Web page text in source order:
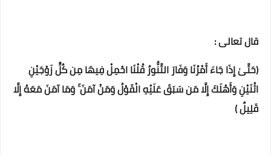
قال تعالى :
(حَتَّىٰ إِذَا جَاءَ أَمْرُنَا وَفَارَ التَّنُّورُ قُلْنَا احْمِلْ فِيهَا مِن كُلٍّ زَوْجَيْنِ
اثْنَيْنِ وَأَهْلَكَ إِلَّا مَن سَبَقَ عَلَيْهِ الْقَوْلُ وَمَنْ آمَنَ ۚ وَمَا آمَنَ مَعَهُ إِلَّا
قَلِيلٌ )